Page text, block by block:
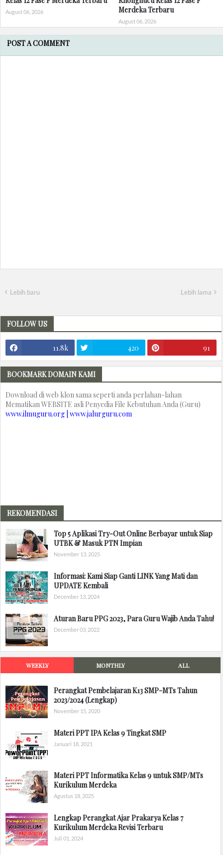
August 06, 2026
Merdeka Terbaru
August 06, 2026
POST A COMMENT
Lebih baru Lebih lama
FOLLOW US
11.8k 420 91
BOOKMARK DOMAIN KAMI
Download di web klon sama seperti anda perlahan-lahan
Mematikan WEBSITE asli Penyedia File Kebutuhan Anda (Guru)
www.ilmuguru.org | www.jalurguru.com
REKOMENDASI
Top 5 Aplikasi Try-Out Online Berbayar untuk Siap
UTBK & Masuk PTN Impian
November 13, 2025
Informasi: Kami Siap Ganti LINK Yang Mati dan
UPDATE Kembali
December 13, 2024
Aturan Baru PPG 2023, Para Guru Wajib Anda Tahu!
December 03, 2022
WEEKLY MONTHLY ALL
Perangkat Pembelajaran K13 SMP-MTs Tahun
2023/2024 (Lengkap)
November 15, 2020
Materi PPT IPA Kelas 9 Tingkat SMP
Januari 18, 2021
Materi PPT Informatika Kelas 9 untuk SMP/MTs
Kurikulum Merdeka
Agustus 18, 2025
Lengkap Perangkat Ajar Prakarya Kelas 7
Kurikulum Merdeka Revisi Terbaru
Juli 01, 2024